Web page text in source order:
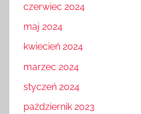
czerwiec 2024
maj 2024
kwiecień 2024
marzec 2024
styczeń 2024
październik 2023